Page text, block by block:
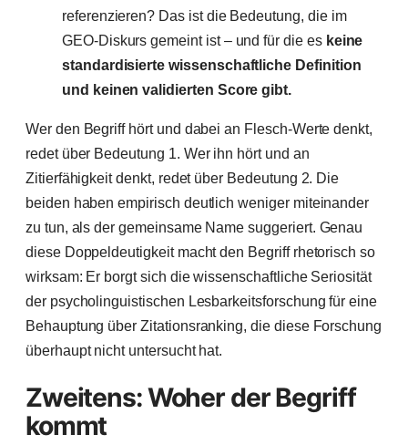
referenzieren? Das ist die Bedeutung, die im
GEO-Diskurs gemeint ist – und für die es keine
standardisierte wissenschaftliche Definition
und keinen validierten Score gibt.
Wer den Begriff hört und dabei an Flesch-Werte denkt,
redet über Bedeutung 1. Wer ihn hört und an
Zitierfähigkeit denkt, redet über Bedeutung 2. Die
beiden haben empirisch deutlich weniger miteinander
zu tun, als der gemeinsame Name suggeriert. Genau
diese Doppeldeutigkeit macht den Begriff rhetorisch so
wirksam: Er borgt sich die wissenschaftliche Seriosität
der psycholinguistischen Lesbarkeitsforschung für eine
Behauptung über Zitationsranking, die diese Forschung
überhaupt nicht untersucht hat.
Zweitens: Woher der Begriff
kommt